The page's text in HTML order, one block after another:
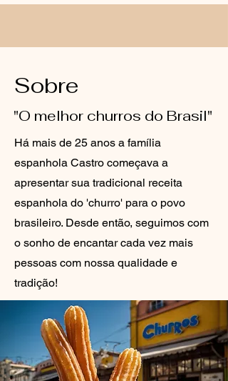
Sobre
"O melhor churros do Brasil"
Há mais de 25 anos a família
espanhola Castro começava a
apresentar sua tradicional receita
espanhola do 'churro' para o povo
brasileiro. Desde então, seguimos com
o sonho de encantar cada vez mais
pessoas com nossa qualidade e
tradição!